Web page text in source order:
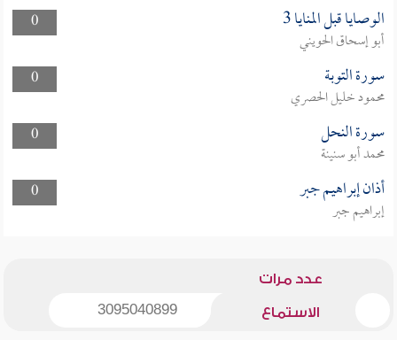
0
الوصايا قبل المنايا 3
أبو إسحاق الحويني
0
سورة التوبة
محمود خليل الحصري
0
سورة النحل
محمد أبو سنينة
0
أذان إبراهيم جبر
إبراهيم جبر
عدد مرات
الاستماع 3095040899